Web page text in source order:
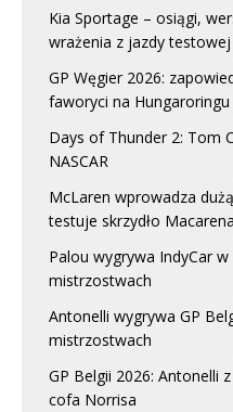
Kia Sportage – osiągi,
wrażenia z jazdy testowej
GP Węgier 2026:
faworyci na Hungaroringu
Days of Thunder 2: Tom
NASCAR
McLaren wprowadza
testuje skrzydło Macarena
Palou wygrywa IndyCar
mistrzostwach
Antonelli wygrywa GP
mistrzostwach
GP Belgii 2026: Antonelli
cofa Norrisa